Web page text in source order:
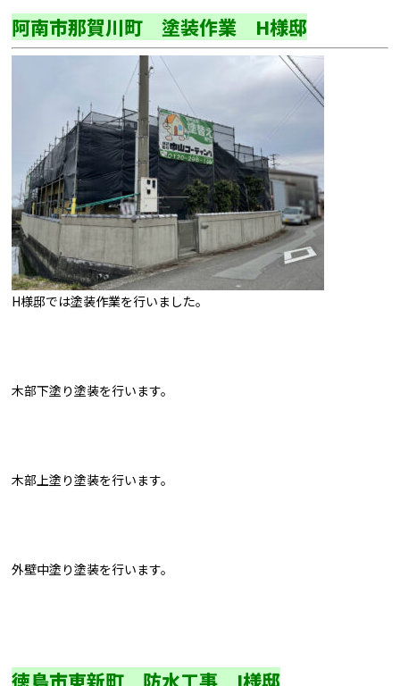
阿南市那賀川町 塗装作業 H様邸
H様邸では塗装作業を行いました。
木部下塗り塗装を行います。
木部上塗り塗装を行います。
外壁中塗り塗装を行います。